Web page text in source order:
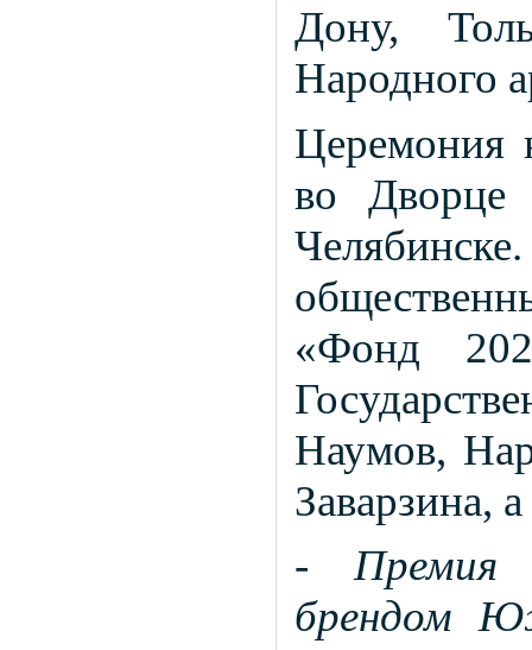
Дону,
Народного
Церемония
во Дворце
«Фонд
Наумов,
Заварзина,
- Премия
брендом